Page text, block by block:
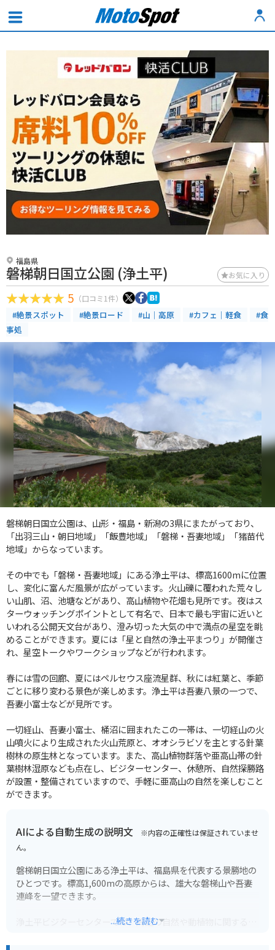
福島県
磐梯朝日国立公園 (浄土平) お気に入り
5 （口コミ1件）
#絶景スポット #絶景ロード #山｜高原 #カフェ｜軽食
#食
事処
磐梯朝日国立公園は、山形・福島・新潟の3県にまたがっており、
「出羽三山・朝日地域」「飯豊地域」「磐梯・吾妻地域」「猪苗代
地域」からなっています。
その中でも「磐梯・吾妻地域」にある浄土平は、標高1600mに位置
し、変化に富んだ風景が広がっています。火山礫に覆われた荒々し
い山肌、沼、池塘などがあり、高山植物や花畑も見所です。夜はス
ターウォッチングポイントとして有名で、日本で最も宇宙に近いと
いわれる公開天文台があり、澄み切った大気の中で満点の星空を眺
めることができます。夏には「星と自然の浄土平まつり」が開催さ
れ、星空トークやワークショップなどが行われます。
春には雪の回廊、夏にはペルセウス座流星群、秋には紅葉と、季節
ごとに移り変わる景色が楽しめます。浄土平は吾妻八景の一つで、
吾妻小富士などが見所です。
一切経山、吾妻小富士、桶沼に囲まれたこの一帯は、一切経山の火
山噴火により生成された火山荒原と、オオシラビソを主とする針葉
樹林の原生林となっています。また、高山植物群落や亜高山帯の針
葉樹林湿原なども点在し、ビジターセンター、休憩所、自然探勝路
が設置・整備されていますので、手軽に亜高山の自然を楽しむこと
ができます。
AIによる自動生成の説明文 ※内容の正確性は保証されていませ
ん。
磐梯朝日国立公園にある浄土平は、福島県を代表する景勝地の
ひとつです。標高1,600mの高原からは、雄大な磐梯山や吾妻
連峰を一望できます。
浄土平ビジターセンターでは、周辺の自然や動植物に関する展
...続きを読む